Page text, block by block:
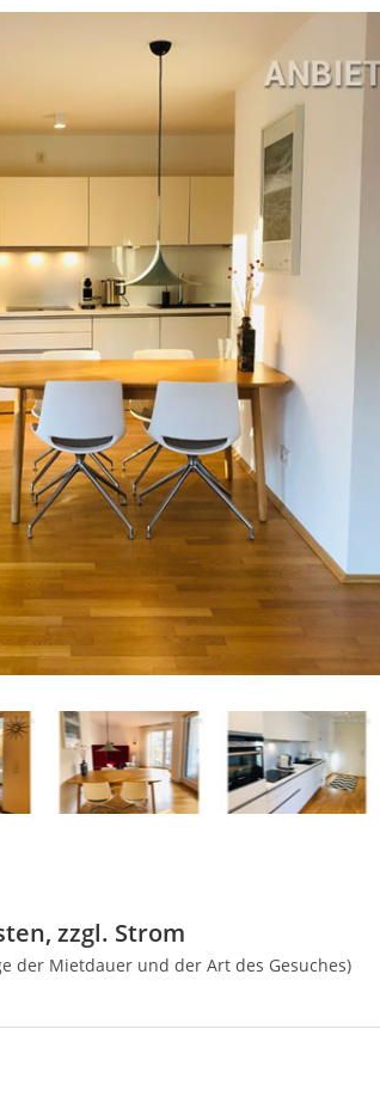
zzgl. Strom
der Mietdauer und der Art des Gesuches)